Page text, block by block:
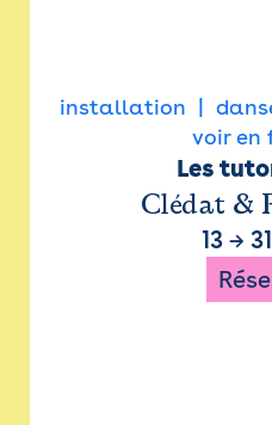
installation
voir en
Les
Clédat &
13→